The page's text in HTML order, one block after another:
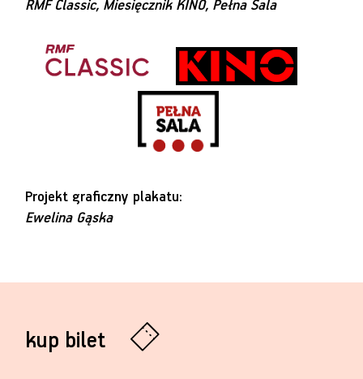
kup bilet
RMF Classic, Miesięcznik KINO, Pełna Sala
Projekt graficzny plakatu:
Ewelina Gąska